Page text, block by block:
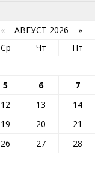
« АВГУСТ 2026 »
Ср Чт Пт
5 6 7
12 13 14
19 20 21
26 27 28